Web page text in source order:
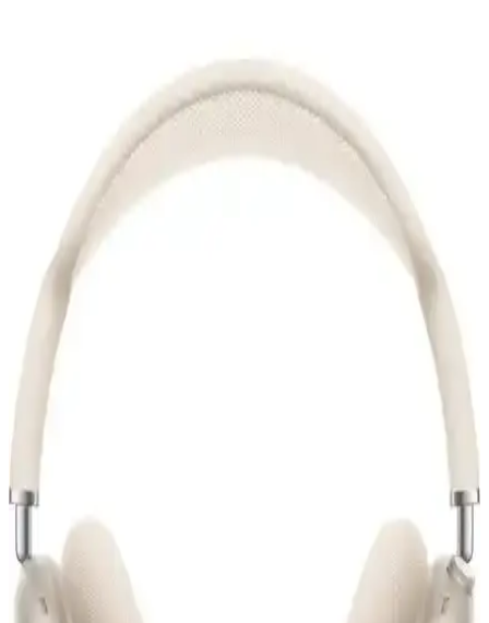
Kullanıcı konforu ve teknolojik yeniliklerle öne çıkıyor.
Teleface Pro Silikon Kılıf Lila Kopçalı: Şık ve
Koruyucu Airpods Pro Aksesuarı
Lila renkli Teleface Pro Silikon Kılıf, Airpods Pro'nuzu estetik ve
yüksek kaliteli silikon malzeme ile korur, taşımayı kolaylaştırır ve
KVK PRİVACY Kum Pembe AirPods 2. Nesil
Kulaklık Kılıfı Estetik ve Koruyucu Tasarım
KVK PRİVACY kum pembe kulaklık kılıfı, AirPods 2. nesil ile
uyumlu, şık tasarımı ve koruma özellikleriyle öne çıkar. Pratik
kullanımı ve estetik görünümüyle modern kullanıcılar için ideal bir
seçim.
iPhone ile Uyumlu Bluetooth Kulaklıklar: En
iPhone ile uyumlu Bluetooth kulaklıklar, yüksek ses kalitesi ve
kullanım kolaylığı sunar. Güncel modeller ve teknik özellikler
hakkında detaylar, seçim yaparken yardımcı olur.
Airpods 4. Nesil ve Bilişim Akademi Silikon Kılıfı
Karşılaştırması ve Kullanıcı Yorumları